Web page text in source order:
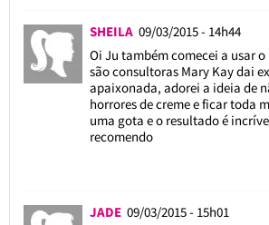
SHEILA 09/03/2015 - 14h44
Oi Ju também comecei a usar
são consultoras Mary Kay dai
apaixonada, adorei a ideia de
horrores de creme e ficar toda
uma gota e o resultado é
recomendo
JADE 09/03/2015 - 15h01